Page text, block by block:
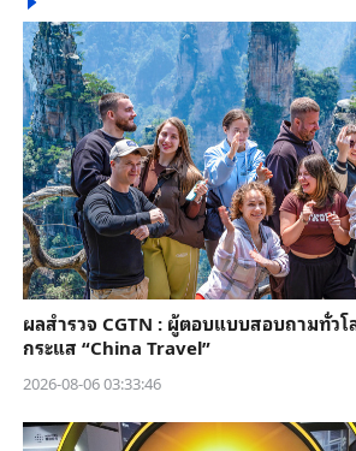
ผลสำรวจ CGTN : ผู้ตอบแบบสอบถามทั่ว
กระแส “China Travel”
2026-08-06 03:33:46